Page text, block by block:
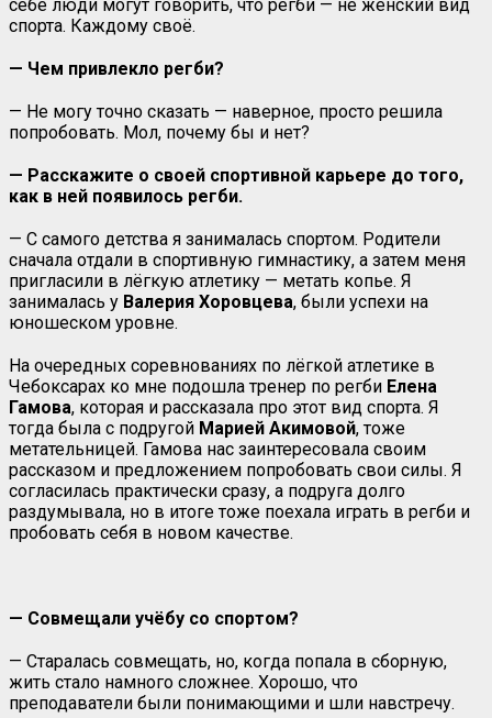
себе люди могут говорить, что регби — не женский вид
спорта. Каждому своё.
— Чем привлекло регби?
— Не могу точно сказать — наверное, просто решила
попробовать. Мол, почему бы и нет?
— Расскажите о своей спортивной карьере до того,
как в ней появилось регби.
— С самого детства я занималась спортом. Родители
сначала отдали в спортивную гимнастику, а затем меня
пригласили в лёгкую атлетику — метать копье. Я
занималась у Валерия Хоровцева, были успехи на
юношеском уровне.
На очередных соревнованиях по лёгкой атлетике в
Чебоксарах ко мне подошла тренер по регби Елена
Гамова, которая и рассказала про этот вид спорта. Я
тогда была с подругой Марией Акимовой, тоже
метательницей. Гамова нас заинтересовала своим
рассказом и предложением попробовать свои силы. Я
согласилась практически сразу, а подруга долго
раздумывала, но в итоге тоже поехала играть в регби и
пробовать себя в новом качестве.
— Совмещали учёбу со спортом?
— Старалась совмещать, но, когда попала в сборную,
жить стало намного сложнее. Хорошо, что
преподаватели были понимающими и шли навстречу.